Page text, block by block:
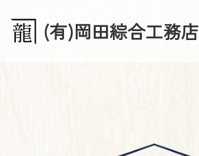
(有)岡田綜合工務店